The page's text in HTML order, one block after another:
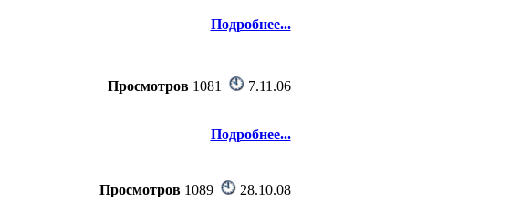
Подробнее...
Просмотров1081
7.11.06
Подробнее...
Просмотров1089
28.10.08